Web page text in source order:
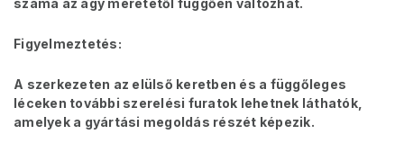
Figyelmeztetés:
A szerkezeten az elülső keretben és a függőleges
léceken további szerelési furatok lehetnek láthatók,
amelyek a gyártási megoldás részét képezik.